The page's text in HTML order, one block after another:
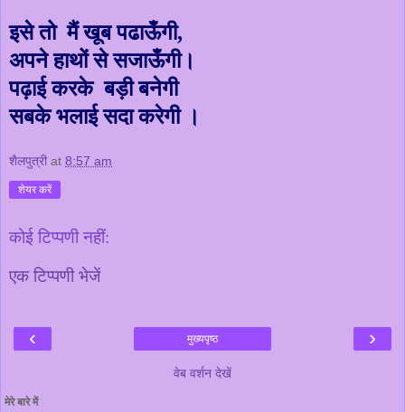
इसे तो मैं खूब पढाऊँगी,
अपने हाथों से सजाऊँगी।
पढ़ाई करके बड़ी बनेगी
सबके भलाई सदा करेगी ।
शैलपुत्री at 8:57 am
शेयर करें
कोई टिप्पणी नहीं:
एक टिप्पणी भेजें
‹ ›
मुख्यपृष्ठ
वेब वर्शन देखें
मेरे बारे में